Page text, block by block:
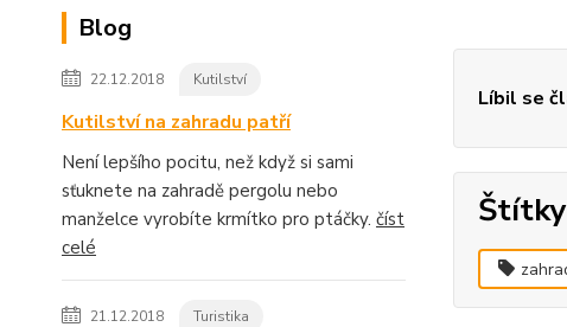
Blog
22.12.2018 Kutilství
Kutilství na zahradu patří
Není lepšího pocitu, než když si sami
sťuknete na zahradě pergolu nebo
manželce vyrobíte krmítko pro ptáčky. číst
celé
21.12.2018 Turistika
Líbil se
Štítky